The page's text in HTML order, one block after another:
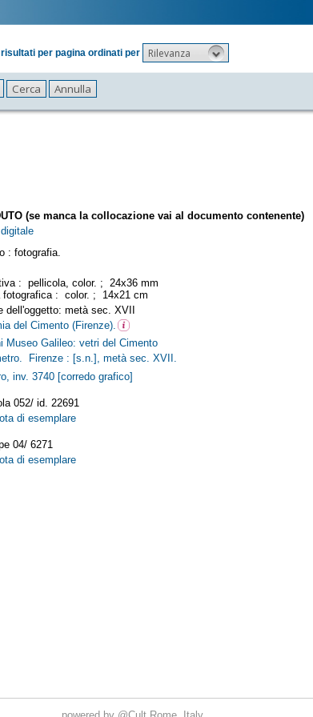
risultati per pagina ordinati per Rilevanza